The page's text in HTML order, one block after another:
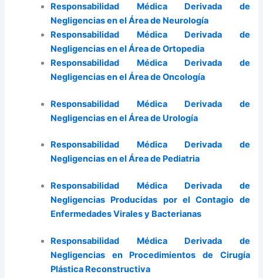
Responsabilidad Médica Derivada de
Negligencias en el Área de Neurología
Responsabilidad Médica Derivada de
Negligencias en el Área de Ortopedia
Responsabilidad Médica Derivada de
Negligencias en el Área de Oncología
Responsabilidad Médica Derivada de
Negligencias en el Área de Urología
Responsabilidad Médica Derivada de
Negligencias en el Área de Pediatria
Responsabilidad Médica Derivada de
Negligencias Producidas por el Contagio de
Enfermedades Virales y Bacterianas
Responsabilidad Médica Derivada de
Negligencias en Procedimientos de Cirugía
Plástica Reconstructiva